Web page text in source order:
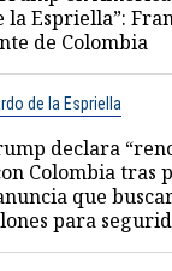
Espriella”:
de Colombia
de la Espriella
declara
Colombia tras
que
para